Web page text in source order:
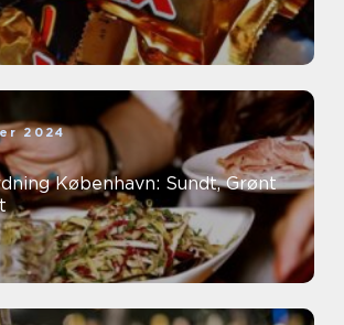
2024
København: Sundt, Grønt